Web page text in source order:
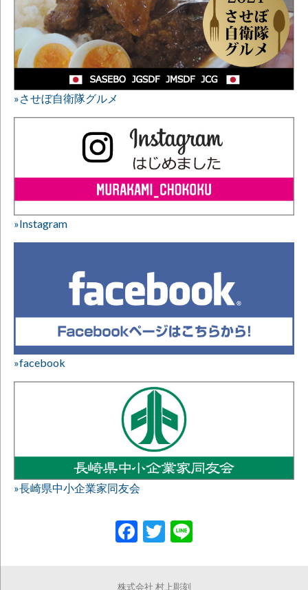
»させぼ自衛隊グルメ
»Instagram
»facebook
»長崎県中小企業家同友会
Facebook
Twitter
株式会社 村上彫刻